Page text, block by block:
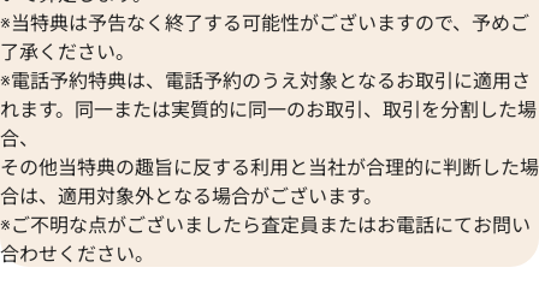
※当特典は予告なく終了する可能性がございますので、予めご
了承ください。
※電話予約特典は、電話予約のうえ対象となるお取引に適用さ
れます。同一または実質的に同一のお取引、取引を分割した場
合、
その他当特典の趣旨に反する利用と当社が合理的に判断した場
合は、適用対象外となる場合がございます。
※ご不明な点がございましたら査定員またはお電話にてお問い
合わせください。